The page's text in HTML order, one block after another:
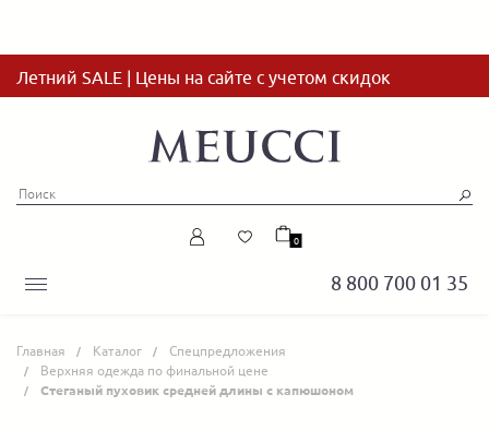
Летний SALE | Цены на сайте с учетом скидок
8 800 700 01 35
0
Главная Каталог
Спецпредложения
Верхняя одежда по финальной цене
Стеганый пуховик средней длины с капюшоном